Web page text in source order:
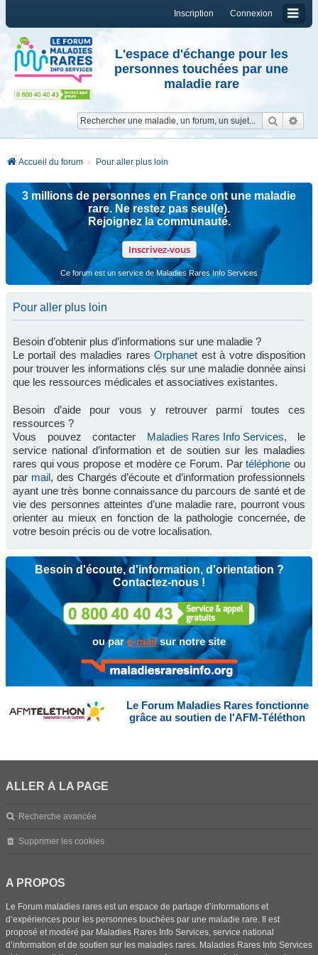
Connexion
Inscription
L'espace d'échange pour les
personnes touchées par une
maladie rare
Accueil du forum Pour aller plus loin
3 millions de personnes en France ont une maladie
rare. Ne restez pas seul(e).
Rejoignez la communauté.
Inscrivez-vous
Ce forum est un service de Maladies Rares Info Services
Pour aller plus loin
Besoin d’obtenir plus d’informations sur une maladie ?
Le portail des maladies raresOrphanet est à votre disposition
pour trouver les informations clés sur une maladie donnée ainsi
que les ressources médicales et associatives existantes.
Besoin d’aide pour vous y retrouver parmi toutes ces
ressources ?
Vous pouvez contacter Maladies Rares Info Services, le
service national d’information et de soutien sur les maladies
rares qui vous propose et modère ce Forum. Partéléphone ou
par mail, des Chargés d’écoute et d’information professionnels
ayant une très bonne connaissance du parcours de santé et de
vie des personnes atteintes d’une maladie rare, pourront vous
orienter au mieux en fonction de la pathologie concernée, de
votre besoin précis ou de votre localisation.
Besoin d'écoute, d'information, d'orientation ?
Contactez-nous !
ou pare-mailsur notre site
Le Forum Maladies Rares fonctionne
grâce au soutien de l'AFM-Téléthon
ALLER À LA PAGE
Recherche avancée
Supprimer les cookies
A PROPOS
Le Forum maladies rares est un espace de partage d’informations et
d’expériences pour les personnes touchées par une maladie rare. Il est
proposé et modéré par Maladies Rares Info Services, service national
d’information et de soutien sur les maladies rares. Maladies Rares Info Services